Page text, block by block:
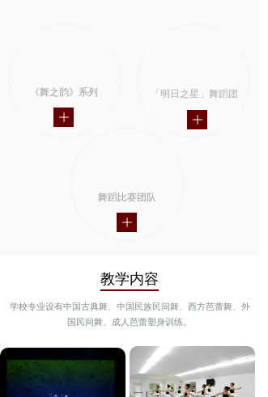
教学内容
学校专业设有中国古典舞、中国民族民间舞、西方芭蕾舞、外
国民间舞、成人芭蕾塑身训练。
《舞之韵》系列
ꄶ
「明日之星」舞蹈团
ꄶ
舞蹈比赛团队
ꄶ